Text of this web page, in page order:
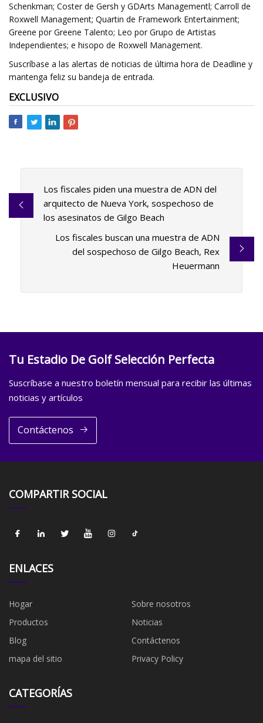
Schenkman; Coster de Gersh y GDArts Managementl; Carroll de
Roxwell Management; Quartin de Framework Entertainment;
Greene por Greene Talento; Leo por Grupo de Artistas
Independientes; e hisopo de Roxwell Management.
Suscríbase a las alertas de noticias de última hora de Deadline y
mantenga feliz su bandeja de entrada.
EXCLUSIVO
Los fiscales piden una muestra de ADN del
arquitecto de Nueva York, sospechoso de
los asesinatos de Gilgo Beach
Los fiscales buscan una muestra de ADN
del sospechoso de Gilgo Beach, Rex
Heuermann
Tu Estadio De Golf Selección Perfecta
Suscríbase a nuestro boletín mensual para recibir las últimas
noticias y artículos
Contáctenos
COMPARTIR SOCIAL
ENLACES
Hogar
Sobre nosotros
Productos
Noticias
Blog
Contáctenos
mapa del sitio
Privacy Policy
CATEGORÍAS